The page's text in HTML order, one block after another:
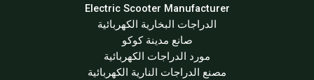
Electric Scooter Manufacturer
الدراجات البخارية الكهربائية
صانع مدينة كوكو
مورد الدراجات الكهربائية
مصنع الدراجات النارية الكهربائية